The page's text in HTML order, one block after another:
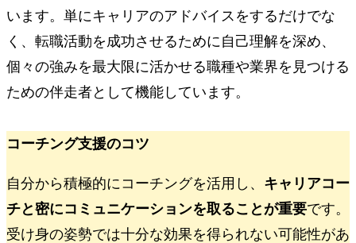
います。単にキャリアのアドバイスをするだけでな
く、転職活動を成功させるために自己理解を深め、
個々の強みを最大限に活かせる職種や業界を見つける
ための伴走者として機能しています。
コーチング支援のコツ
自分から積極的にコーチングを活用し、 キャリアコー
チと密にコミュニケーションを取ることが重要です。
受け身の姿勢では十分な効果を得られない可能性があ